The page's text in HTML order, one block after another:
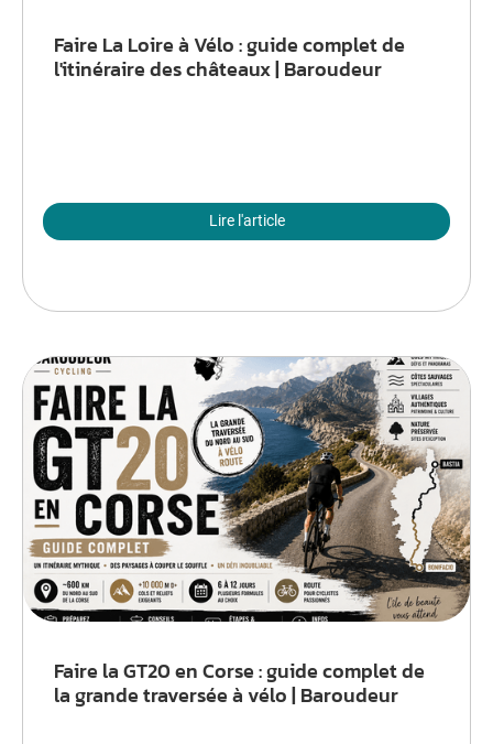
Faire La Loire à Vélo : guide complet de
l'itinéraire des châteaux | Baroudeur
Lire l'article
Faire la GT20 en Corse : guide complet de
la grande traversée à vélo | Baroudeur